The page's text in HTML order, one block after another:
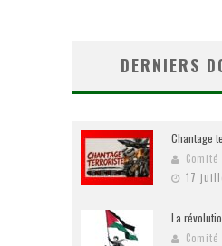
DERNIERS
Chantage
17
La